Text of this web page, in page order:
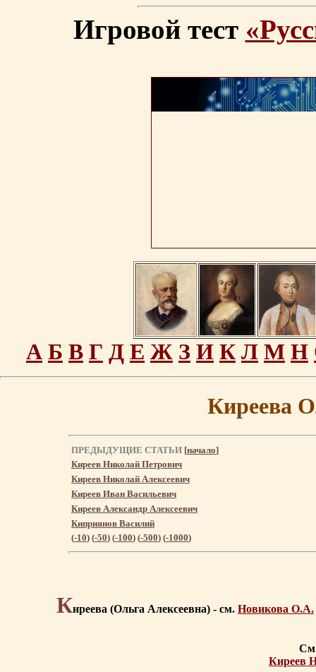
Игровой тест
А Б В Г Д Е Ж З И К Л М Н
Киреева
ПРЕДЫДУЩИЕ СТАТЬИ [начало]
Киреев Николай Петрович
Киреев Николай Алексеевич
Киреев Иван Васильевич
Киреев Александр Алексеевич
Киприянов Василий
(-10) (-50) (-100) (-500) (-1000)
Киреева (Ольга Алексеевна) - см. Новикова О.А.
Киреев